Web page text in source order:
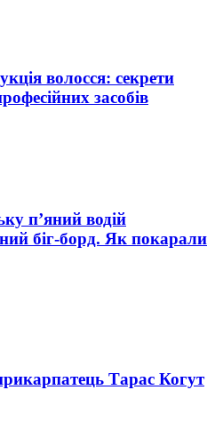
волосся: секрети
засобів
п’яний водій
біг-борд. Як покарали
Тарас Когут